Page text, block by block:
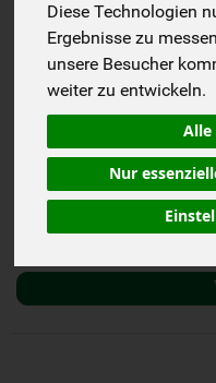
Diese Technologien
Ergebnisse zu
unsere Besucher
weiter zu entwickeln.
Alle
Nur